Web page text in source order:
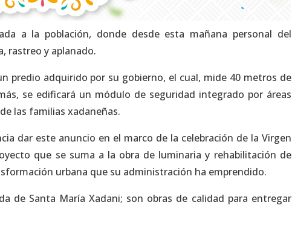
a la población, donde desde esta mañana personal del
rastreo y aplanado.
predio adquirido por su gobierno, el cual, mide 40 metros de
se edificará un módulo de seguridad integrado por áreas
las familias xadaneñas.
dar este anuncio en el marco de la celebración de la Virgen
que se suma a la obra de luminaria y rehabilitación de
urbana que su administración ha emprendido.
de Santa María Xadani; son obras de calidad para entregar